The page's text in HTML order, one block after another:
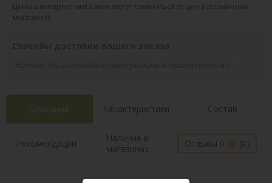
Цены в интернет-магазине могут отличаться от цен в розничных
магазинах.
Описание Характеристики Состав
Рекомендации
Наличие в
магазинах
Отзывы 0 (0)